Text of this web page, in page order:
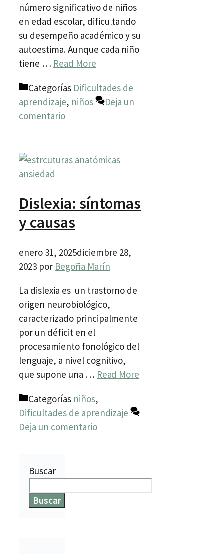
número significativo de niños
en edad escolar, dificultando
su desempeño académico y su
autoestima. Aunque cada niño
tiene … Read More
Categorías Dificultades de
aprendizaje, niños
Deja un
comentario
Dislexia: síntomas
y causas
enero 31, 2025diciembre 28,
2023 por Begoña Marín
La dislexia es un trastorno de
origen neurobiológico,
caracterizado principalmente
por un déficit en el
procesamiento fonológico del
lenguaje, a nivel cognitivo,
que supone una … Read More
Categorías niños,
Dificultades de aprendizaje
Deja un comentario
Buscar
Buscar